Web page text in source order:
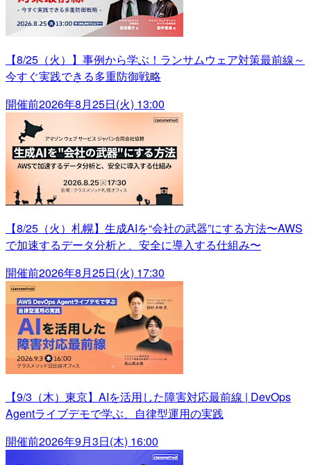
【8/25（火）】事例から学ぶ！ランサムウェア対策最前線～
今すぐ実践できる多重防御戦略
開催前2026年8月25日(火) 13:00
【8/25（火）札幌】生成AIを“会社の武器”にする方法〜AWS
で加速するデータ分析と、安全に導入する仕組み〜
開催前2026年8月25日(火) 17:30
【9/3（木）東京】AIを活用した障害対応最前線 | DevOps
Agentライブデモで学ぶ、自律型運用の実践
開催前2026年9月3日(木) 16:00